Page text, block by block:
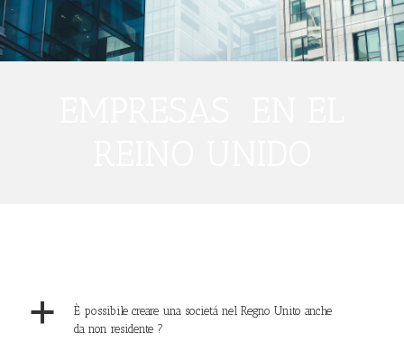
a
È possibile creare una societá nel Regno Unito anche
da non residente ?